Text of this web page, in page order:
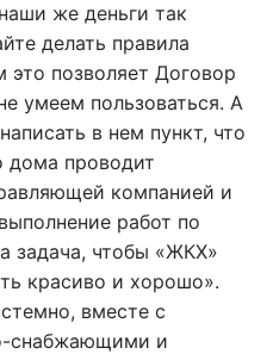
же деньги так
делать правила
это позволяет Договор
умеем пользоваться. А
в нем пункт, что
дома проводит
компанией и
работ по
задача, чтобы «ЖКХ»
красиво и хорошо».
вместе с
снабжающими и